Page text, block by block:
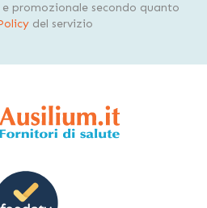
promozionale secondo quanto
del servizio